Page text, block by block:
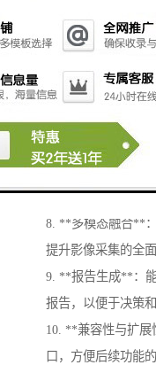
4. **实时监控**：
安防监控、成像等场
网络将图像发送到
6. **分析与识别**
检测、面部识别、
7. **用户接口**：
作、设置参数和查
8. **多模态融合**
提升影像采集的全
9. **报告生成**：
报告，以便于决策和
10. **兼容性与扩
口，方便后续功能